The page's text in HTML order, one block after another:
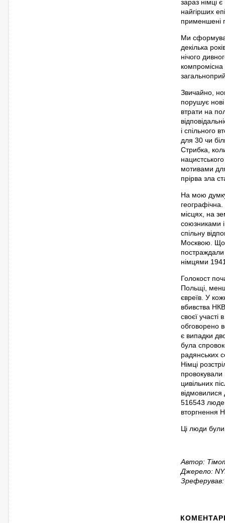
зараз німці
найгірших
Ми
декілька
нічого
компромісна
Звичайно,
порушує
втрати на
і спільного
для 30 чи
Стрибка,
мотивами
прірва зла
На мою
місцях, на
союзниками
спільну
Москвою. Що
постраждали
німцями
Голокост
Польщі,
євреїв. У
вбивства
своєї
обговорено
є випадки
була
радянських
Німці
провокували
цивільних
516543
вторгнення
Ці люди
Автор:
Джерело: